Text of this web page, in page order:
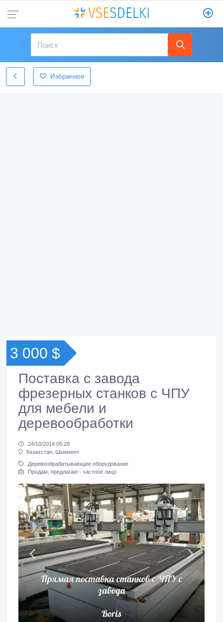
Избранное
3 000 $
Поставка с завода
фрезерных станков с ЧПУ
для мебели и
деревообработки
24/10/2014 05:28
Казахстан, Шымкент
Деревообрабатывающее оборудование
Продам, предлагаю - частное лицо